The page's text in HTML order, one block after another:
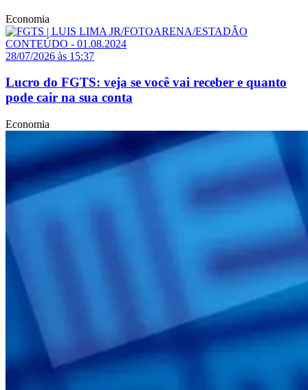
Economia
28/07/2026 às 15:37
Lucro do FGTS: veja se você vai receber e quanto
pode cair na sua conta
Economia